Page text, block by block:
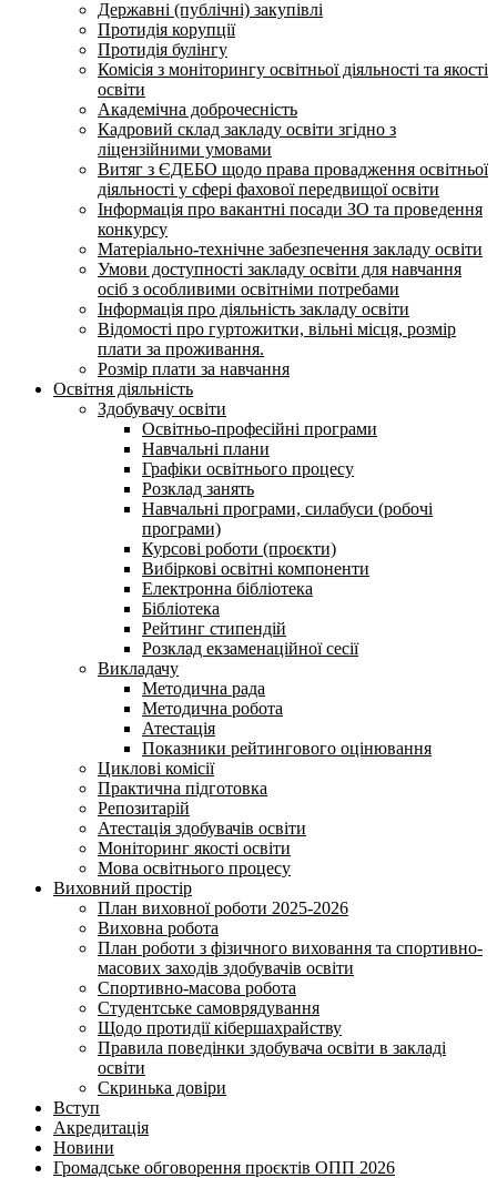
Державні (публічні) закупівлі
Протидія корупції
Протидія булінгу
Комісія з моніторингу освітньої діяльності та якості
освіти
Академічна доброчесність
Кадровий склад закладу освіти згідно з
ліцензійними умовами
Витяг з ЄДЕБО щодо права провадження освітньої
діяльності у сфері фахової передвищої освіти
Інформація про вакантні посади ЗО та проведення
конкурсу
Матеріально-технічне забезпечення закладу освіти
Умови доступності закладу освіти для навчання
осіб з особливими освітніми потребами
Інформація про діяльність закладу освіти
Відомості про гуртожитки, вільні місця, розмір
плати за проживання.
Розмір плати за навчання
Освітня діяльність
Здобувачу освіти
Освітньо-професійні програми
Навчальні плани
Графіки освітнього процесу
Розклад занять
Навчальні програми, силабуси (робочі
програми)
Курсові роботи (проєкти)
Вибіркові освітні компоненти
Електронна бібліотека
Бібліотека
Рейтинг стипендій
Розклад екзаменаційної сесії
Викладачу
Методична рада
Методична робота
Атестація
Показники рейтингового оцінювання
Циклові комісії
Практична підготовка
Репозитарій
Атестація здобувачів освіти
Моніторинг якості освіти
Мова освітнього процесу
Виховний простір
План виховної роботи 2025-2026
Виховна робота
План роботи з фізичного виховання та спортивно-
масових заходів здобувачів освіти
Спортивно-масова робота
Студентське самоврядування
Щодо протидії кібершахрайству
Правила поведінки здобувача освіти в закладі
освіти
Скринька довіри
Вступ
Акредитація
Новини
Громадське обговорення проєктів ОПП 2026